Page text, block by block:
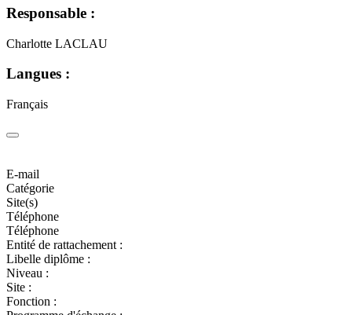
Responsable :
Charlotte LACLAU
Langues :
Français
E-mail
Catégorie
Site(s)
Téléphone
Téléphone
Entité de rattachement :
Libelle diplôme :
Niveau :
Site :
Fonction :